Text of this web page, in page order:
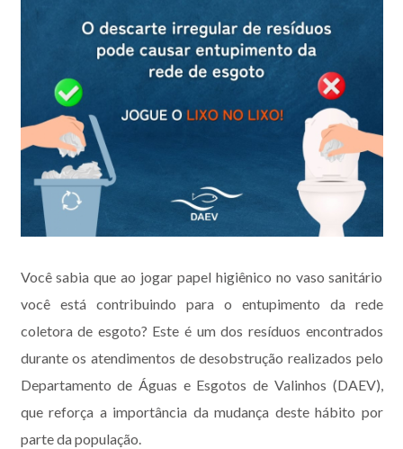
Você sabia que ao jogar papel higiênico no vaso sanitário
você está contribuindo para o entupimento da rede
coletora de esgoto? Este é um dos resíduos encontrados
durante os atendimentos de desobstrução realizados pelo
Departamento de Águas e Esgotos de Valinhos (DAEV),
que reforça a importância da mudança deste hábito por
parte da população.